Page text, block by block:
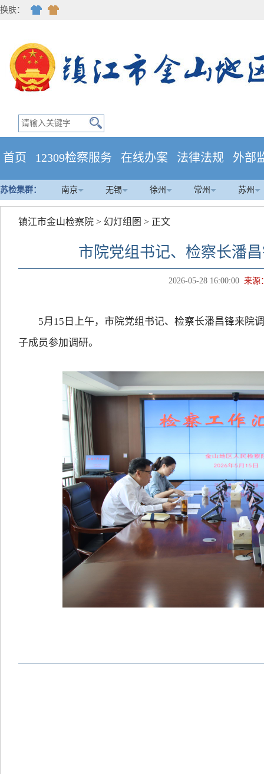
换肤：
首页 12309检察服务 在线办案 法律法规 外部
苏检集群： 南京 无锡 徐州 常州 苏州
镇江市金山检察院 > 幻灯组图 > 正文
市院党组书记、检察长潘
2026-05-28 16:00:00 来源
5月15日上午，市院党组书记、检察长潘昌锋来院
子成员参加调研。